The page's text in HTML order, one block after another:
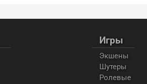
Игры
Экшены
Шутеры
Ролевые